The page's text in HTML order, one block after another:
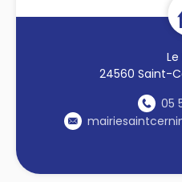
24560 Saint-
05